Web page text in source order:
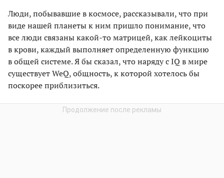
Люди, побывавшие в космосе, рассказывали, что при
виде нашей планеты к ним пришло понимание, что
все люди связаны какой-то матрицей, как лейкоциты
в крови, каждый выполняет определенную функцию
в общей системе. Я бы сказал, что наряду с IQ в мире
существует WeQ, общность, к которой хотелось бы
поскорее приблизиться.